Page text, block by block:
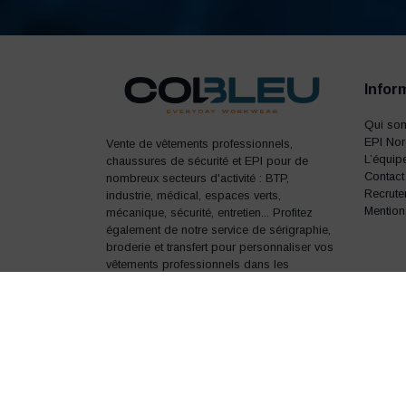
Vente de vêtements professionnels,
chaussures de sécurité et EPI pour de
nombreux secteurs d'activité : BTP,
industrie, médical, espaces verts,
mécanique, sécurité, entretien... Profitez
également de notre service de sérigraphie,
broderie et transfert pour personnaliser vos
vêtements professionnels dans les
Qui
EPI
Contact